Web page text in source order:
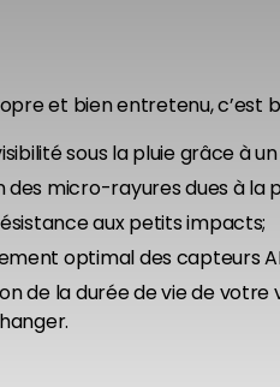
et bien entretenu, c’est
sous la pluie grâce à
des micro-rayures dues à la
aux petits impacts;
optimal des capteurs
de la durée de vie de